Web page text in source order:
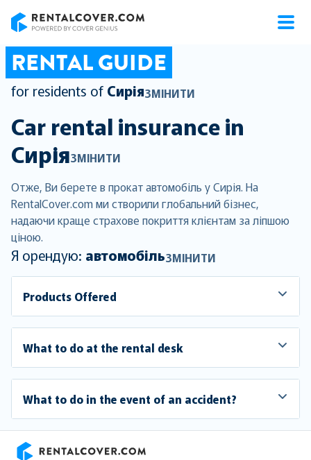
RENTAL GUIDE
for residents of СиріяЗМІНИТИ
Car rental insurance in
СиріяЗМІНИТИ
Отже, Ви берете в прокат автомобіль у Сирія. На
RentalCover.com ми створили глобальний бізнес,
надаючи краще страхове покриття клієнтам за ліпшою
ціною.
Я орендую: автомобільЗМІНИТИ
Products Offered
What to do at the rental desk
What to do in the event of an accident?